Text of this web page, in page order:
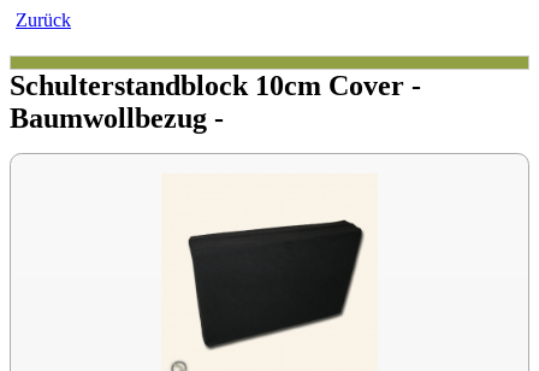
Zurück
Schulterstandblock 10cm Cover -
Baumwollbezug -